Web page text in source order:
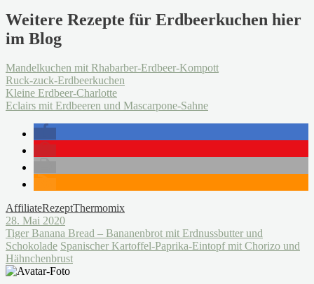
Weitere Rezepte für Erdbeerkuchen hier
im Blog
Mandelkuchen mit Rhabarber-Erdbeer-Kompott
Ruck-zuck-Erdbeerkuchen
Kleine Erdbeer-Charlotte
Eclairs mit Erdbeeren und Mascarpone-Sahne
AffiliateRezeptThermomix
28. Mai 2020
Tiger Banana Bread – Bananenbrot mit Erdnussbutter und
Schokolade Spanischer Kartoffel-Paprika-Eintopf mit Chorizo und
Hähnchenbrust